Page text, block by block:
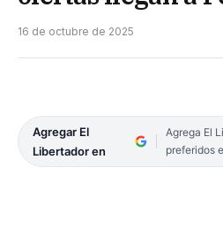
16 de octubre de 2025
Agregar El
Libertador en
Agrega El
preferidos